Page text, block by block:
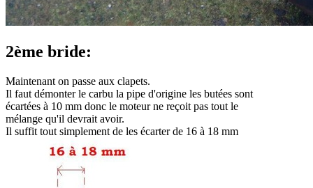
2ème bride:
Maintenant on passe aux clapets.
Il faut démonter le carbu la pipe d'origine les butées sont
écartées à 10 mm donc le moteur ne reçoit pas tout le
mélange qu'il devrait avoir.
Il suffit tout simplement de les écarter de 16 à 18 mm